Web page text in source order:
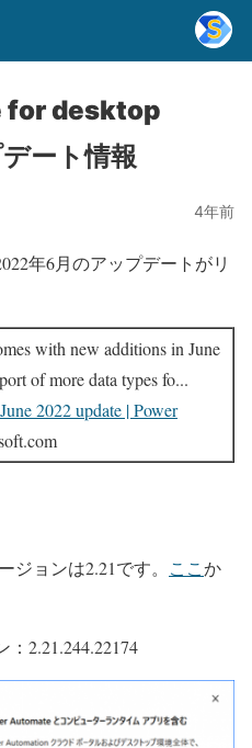
for desktop
ート情報
4年前
年6月のアップデートがリ
with new additions in June
of more data types fo...
2022 update | Power
ジョンは2.21です。 ここか
2.21.244.22174